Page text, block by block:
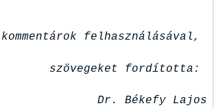
felhasználásával,
szövegeket fordította:
Dr. Békefy Lajos